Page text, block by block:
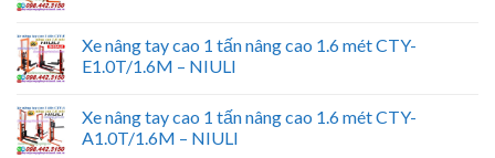
Xe nâng tay cao 1 tấn nâng cao 1.6 mét CTY-
E1.0T/1.6M – NIULI
Xe nâng tay cao 1 tấn nâng cao 1.6 mét CTY-
A1.0T/1.6M – NIULI